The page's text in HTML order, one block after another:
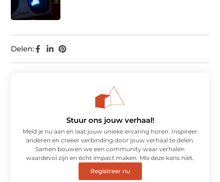
Delen:
Stuur ons jouw verhaal!
Meld je nu aan en laat jouw unieke ervaring horen. Inspireer
anderen en creëer verbinding door jouw verhaal te delen.
Samen bouwen we een community waar verhalen
waardevol zijn en écht impact maken. Mis deze kans niet.
Registreer nu